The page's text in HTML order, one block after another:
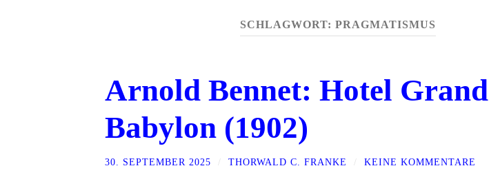
SCHLAGWORT: PRAGMATISMUS
Arnold Bennet: Hotel Grand
Babylon (1902)
30. SEPTEMBER 2025 THORWALD C. FRANKE KEINE KOMMENTARE